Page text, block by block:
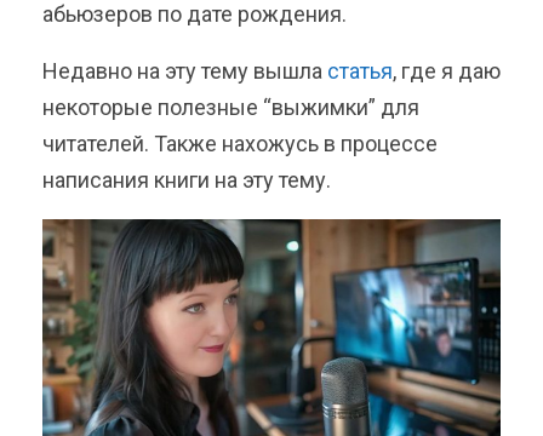
абьюзеров по дате рождения.
Недавно на эту тему вышла статья, где я даю
некоторые полезные “выжимки” для
читателей. Также нахожусь в процессе
написания книги на эту тему.